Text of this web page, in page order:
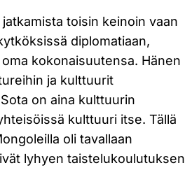
toisin keinoin vaan
diplomatiaan,
kokonaisuutensa. Hänen
ja kulttuurit
on aina kulttuurin
kulttuuri itse. Tällä
oli tavallaan
lyhyen taistelukoulutuksen